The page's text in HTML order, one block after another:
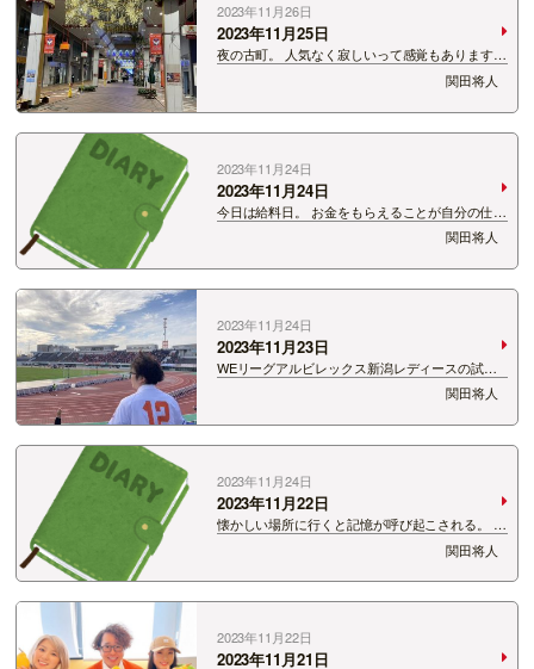
2023年11月26日
2023年11月25日
夜の古町。 人気なく寂しいって感覚もあります
が、 屋根もあるアーケード街は魅力的。 僕には
そんな力はないけど、 きっと古町はこれからも魅
力的な街であり続ける。 それを実現させてくれる
人が現れる。と思う。 &…
関田将人
2023年11月24日
2023年11月24日
今日は給料日。 お金をもらえることが自分の仕事
へのモチベーションになっています。 今月の金
額はと…なるほどー。 この金額が平均金額になっ
てもらえると〜 助かりますなぁ。 これくらいの
金額をもら…
関田将人
2023年11月24日
2023年11月23日
WEリーグアルビレックス新潟レディースの試合
を見に行ってきました⚽️ 11月下旬とは思えない
暖かさ。 西陽を受けながらの観戦。 ゴール裏で
選手の声も聞こえてくる距離の近さ。 新鮮…
関田将人
2023年11月24日
2023年11月22日
懐かしい場所に行くと記憶が呼び起こされる。 そ
んなことってあるんですね。 加茂市に行ってき
ました。 恐らく20年ぶりに加茂市を歩いたら思
い出す思い出す。 高校3年間の思い出。 忘れて
いたんじゃ…
関田将人
2023年11月22日
2023年11月21日